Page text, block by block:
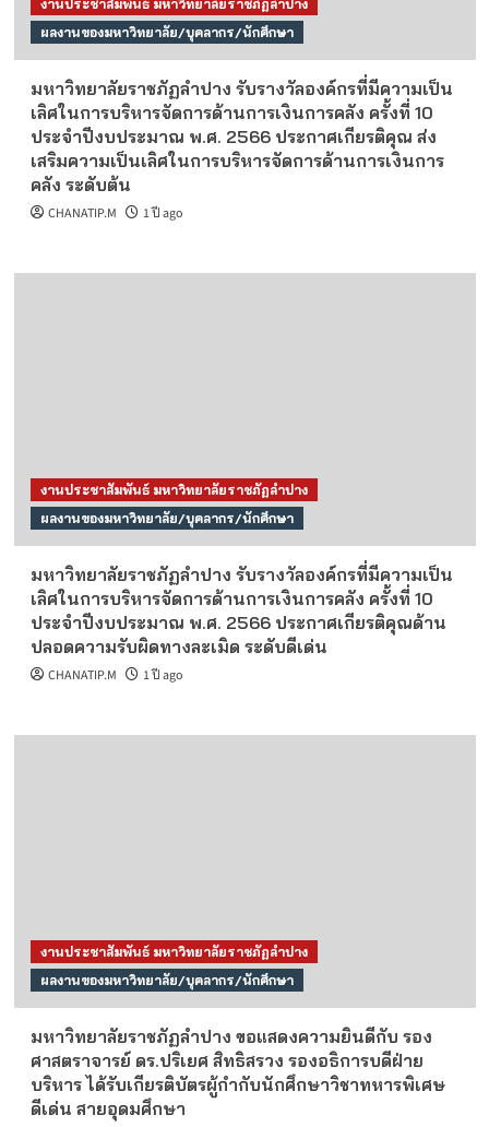
งานประชาสัมพันธ์ มหาวิทยาลัยราชภัฏลำปาง
ผลงานของมหาวิทยาลัย/บุคลากร/นักศึกษา
มหาวิทยาลัยราชภัฏลำปาง รับรางวัลองค์กรที่มีความเป็น
เลิศในการบริหารจัดการด้านการเงินการคลัง ครั้งที่ 10
ประจำปีงบประมาณ พ.ศ. 2566 ประกาศเกียรติคุณ ส่ง
เสริมความเป็นเลิศในการบริหารจัดการด้านการเงินการ
คลัง ระดับต้น
CHANATIP.M 1 ปี ago
งานประชาสัมพันธ์ มหาวิทยาลัยราชภัฏลำปาง
ผลงานของมหาวิทยาลัย/บุคลากร/นักศึกษา
มหาวิทยาลัยราชภัฏลำปาง รับรางวัลองค์กรที่มีความเป็น
เลิศในการบริหารจัดการด้านการเงินการคลัง ครั้งที่ 10
ประจำปีงบประมาณ พ.ศ. 2566 ประกาศเกียรติคุณด้าน
ปลอดความรับผิดทางละเมิด ระดับดีเด่น
CHANATIP.M 1 ปี ago
งานประชาสัมพันธ์ มหาวิทยาลัยราชภัฏลำปาง
ผลงานของมหาวิทยาลัย/บุคลากร/นักศึกษา
มหาวิทยาลัยราชภัฏลำปาง ขอแสดงความยินดีกับ รอง
ศาสตราจารย์ ดร.ปริเยศ สิทธิสรวง รองอธิการบดีฝ่าย
บริหาร ได้รับเกียรติบัตรผู้กำกับนักศึกษาวิชาทหารพิเศษ
ดีเด่น สายอุดมศึกษา